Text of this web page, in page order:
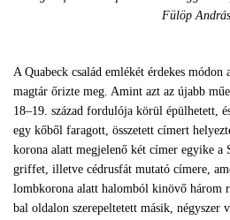
Fülöp
A Quabeck család emlékét érdekes
magtár őrizte meg. Amint azt az újabb
18–19. század fordulója körül épülhetett,
egy kőből faragott, összetett címert
korona alatt megjelenő két címer egyike a
griffet, illetve cédrusfát mutató címere,
lombkorona alatt halomból kinövő három
bal oldalon szerepeltetett másik, négyszer